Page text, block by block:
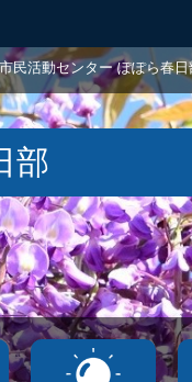
民活動センター ぽぽら春
部